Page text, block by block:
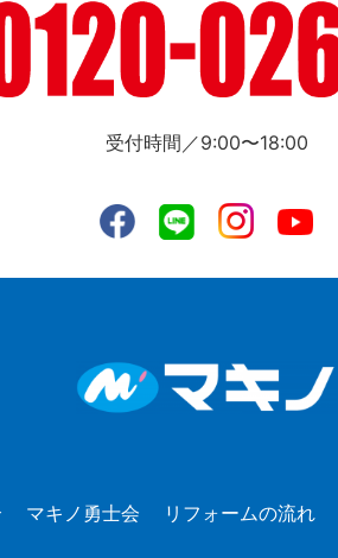
受付時間／9:00〜18:00
マキノ勇士会 リフォームの流れ